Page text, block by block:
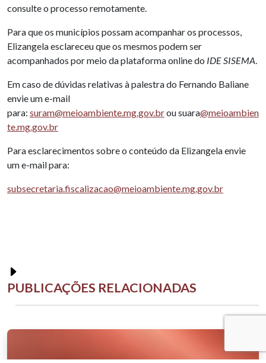
consulte o processo remotamente.
Para que os municípios possam acompanhar os processos,
Elizangela esclareceu que os mesmos podem ser
acompanhados por meio da plataforma online do IDE SISEMA.
Em caso de dúvidas relativas à palestra do Fernando Baliane
envie um e-mail
para: suram@meioambiente.mg.gov.brou suara@meioambien
te.mg.gov.br
Para esclarecimentos sobre o conteúdo da Elizangela envie
um e-mail para:
subsecretaria.fiscalizacao@meioambiente.mg.gov.br
PUBLICAÇÕES RELACIONADAS